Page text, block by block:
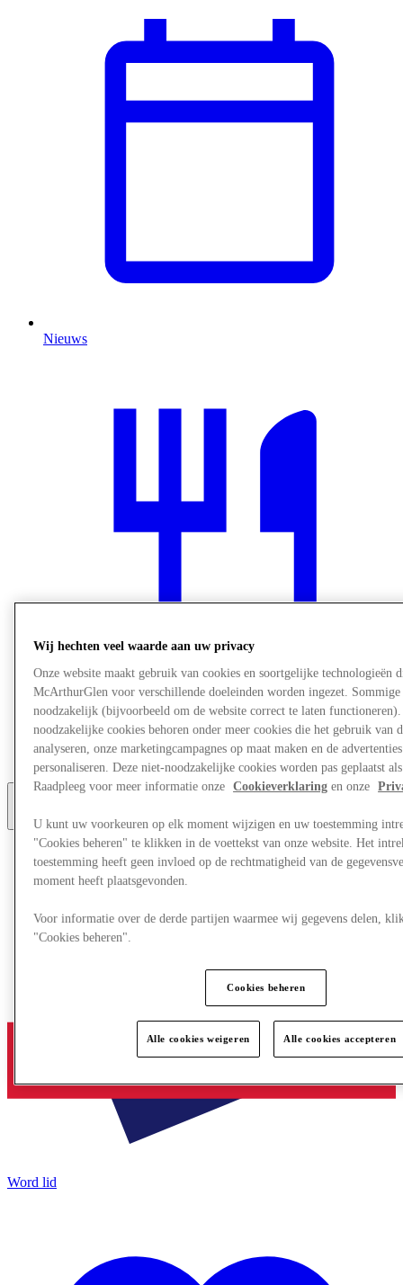
Nieuws
Restaurants
Services
Ontdek de regio
Gift Card
Meer
Word lid
Wij hechten veel waarde aan uw privacy
Onze website maakt gebruik van cookies en soortgelijke technologieën
McArthurGlen voor verschillende doeleinden worden ingezet.
noodzakelijk (bijvoorbeeld om de website correct te laten
noodzakelijke cookies behoren onder meer cookies die het gebruik van
analyseren, onze marketingcampagnes op maat maken en de
personaliseren. Deze niet-noodzakelijke cookies worden pas geplaatst
Raadpleeg voor meer informatie onze
Cookieverklaring en onze
U kunt uw voorkeuren op elk moment wijzigen en uw toestemming
"Cookies beheren" te klikken in de voettekst van onze website. Het
toestemming heeft geen invloed op de rechtmatigheid van de
moment heeft plaatsgevonden.
Voor informatie over de derde partijen waarmee wij gegevens delen,
"Cookies beheren".
Cookies beheren
Alle cookies weigeren Alle cookies accepteren